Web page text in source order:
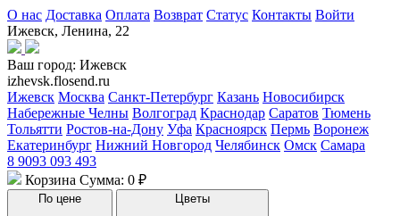
О нас Доставка Оплата Возврат Статус Контакты Войти
Ижевск, Ленина, 22
Ваш город: Ижевск
izhevsk.flosend.ru
Ижевск Москва Санкт-Петербург Казань Новосибирск
Набережные Челны Волгоград Краснодар Саратов Тюмень
Тольятти Ростов-на-Дону Уфа Красноярск Пермь Воронеж
Екатеринбург Нижний Новгород Челябинск Омск Самара
8 9093 093 493
Корзина Сумма: 0 ₽
По цене
Цветы